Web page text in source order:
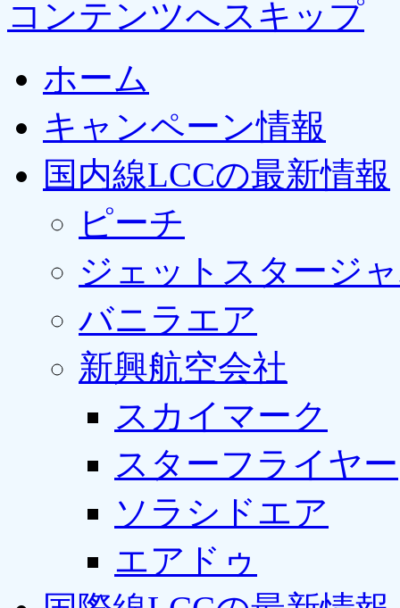
コンテンツへスキップ
ホーム
キャンペーン情報
国内線LCCの最新情報
ピーチ
ジェットスタージ
バニラエア
新興航空会社
スカイマーク
スターフライヤー
ソラシドエア
エアドゥ